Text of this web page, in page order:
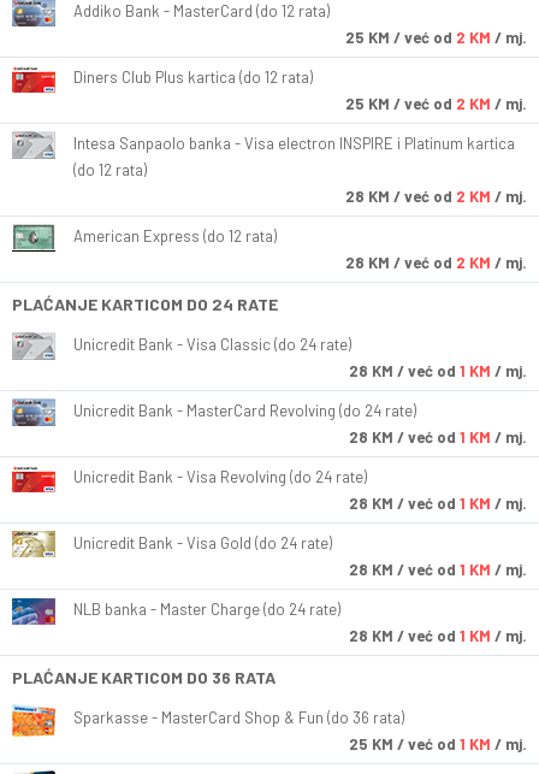
Addiko Bank - MasterCard (do 12 rata)
25 KM / već od 2 KM / mj.
Diners Club Plus kartica (do 12 rata)
25 KM / već od 2 KM / mj.
Intesa Sanpaolo banka - Visa electron INSPIRE i Platinum kartica
(do 12 rata)
28 KM / već od 2 KM / mj.
American Express (do 12 rata)
28 KM / već od 2 KM / mj.
PLAĆANJE KARTICOM DO 24 RATE
Unicredit Bank - Visa Classic (do 24 rate)
28 KM / već od 1 KM / mj.
Unicredit Bank - MasterCard Revolving (do 24 rate)
28 KM / već od 1 KM / mj.
Unicredit Bank - Visa Revolving (do 24 rate)
28 KM / već od 1 KM / mj.
Unicredit Bank - Visa Gold (do 24 rate)
28 KM / već od 1 KM / mj.
NLB banka - Master Charge (do 24 rate)
28 KM / već od 1 KM / mj.
PLAĆANJE KARTICOM DO 36 RATA
Sparkasse - MasterCard Shop & Fun (do 36 rata)
25 KM / već od 1 KM / mj.